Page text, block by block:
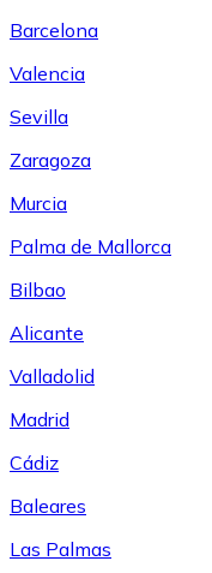
Barcelona
Valencia
Sevilla
Zaragoza
Murcia
Palma de Mallorca
Bilbao
Alicante
Valladolid
Madrid
Cádiz
Baleares
Las Palmas